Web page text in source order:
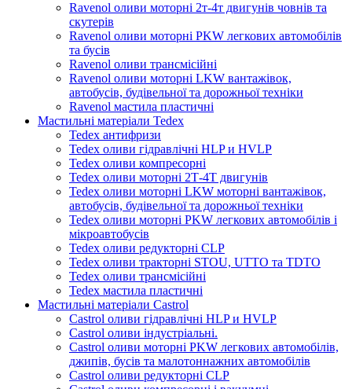
Ravenol оливи моторні 2т-4т двигунів човнів та
скутерів
Ravenol оливи моторні PKW легкових автомобілів
та бусів
Ravenol оливи трансмісійні
Ravenol оливи моторні LKW вантажівок,
автобусів, будівельної та дорожньої техніки
Ravenol мастила пластичні
Мастильні матеріали Tedex
Tedex антифризи
Tedex оливи гідравлічні HLP и HVLP
Tedex оливи компресорні
Tedex оливи моторні 2Т-4Т двигунів
Tedex оливи моторні LKW моторні вантажівок,
автобусів, будівельної та дорожньої техніки
Tedex оливи моторні PKW легкових автомобілів і
мікроавтобусів
Tedex оливи редукторні CLP
Tedex оливи тракторні STOU, UTTO та TDTO
Tedex оливи трансмісійні
Tedex мастила пластичні
Мастильні матеріали Castrol
Castrol оливи гідравлічні HLP и HVLP
Castrol оливи індустріальні.
Castrol оливи моторні PKW легкових автомобілів,
джипів, бусів та малотоннажних автомобілів
Castrol оливи редукторні CLP